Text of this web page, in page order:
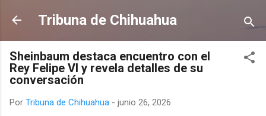
Ir al contenido principal
Tribuna de Chihuahua
Sheinbaum destaca encuentro con el
Rey Felipe VI y revela detalles de su
conversación
Por Tribuna de Chihuahua - junio 26, 2026